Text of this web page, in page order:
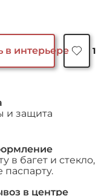
в интерьере 1
и защита
в багет и стекло,
паспарту.
в центре